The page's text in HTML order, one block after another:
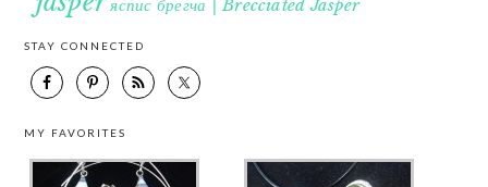
яспис брегча | Brecciated Jasper
STAY CONNECTED
MY FAVORITES